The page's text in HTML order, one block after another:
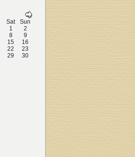
Sat
Sun
1
2
8
9
15
16
22
23
29
30